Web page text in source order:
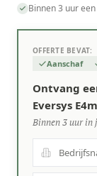
Binnen 3 uur een
OFFERTE BEVAT:
Aanschaf
Ontvang
Eversys
Binnen 3 uur in